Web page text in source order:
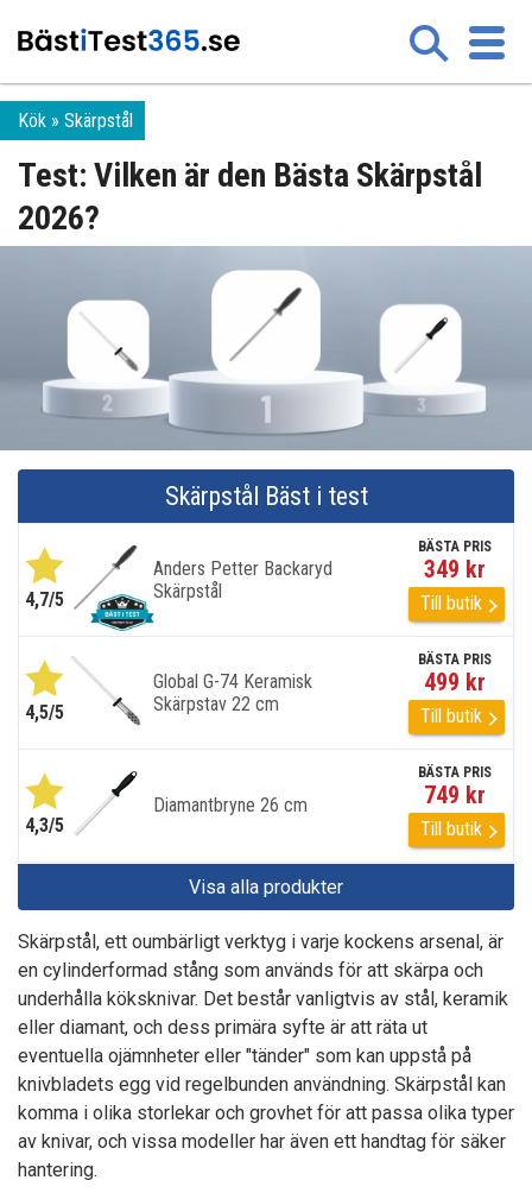
Kök Skärpstål
Test: Vilken är den Bästa Skärpstål
2026?
Skärpstål Bäst i test
4,7/5
Anders Petter Backaryd
Skärpstål
BÄSTA PRIS
349 kr
Till butik
4,5/5
Global G-74 Keramisk
Skärpstav 22 cm
BÄSTA PRIS
499 kr
Till butik
4,3/5
Diamantbryne 26 cm
BÄSTA PRIS
749 kr
Till butik
Visa alla produkter
Skärpstål, ett oumbärligt verktyg i varje kockens arsenal, är
en cylinderformad stång som används för att skärpa och
underhålla köksknivar. Det består vanligtvis av stål, keramik
eller diamant, och dess primära syfte är att räta ut
eventuella ojämnheter eller "tänder" som kan uppstå på
knivbladets egg vid regelbunden användning. Skärpstål kan
komma i olika storlekar och grovhet för att passa olika typer
av knivar, och vissa modeller har även ett handtag för säker
hantering.